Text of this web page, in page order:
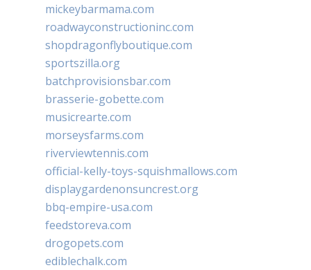
mickeybarmama.com
roadwayconstructioninc.com
shopdragonflyboutique.com
sportszilla.org
batchprovisionsbar.com
brasserie-gobette.com
musicrearte.com
morseysfarms.com
riverviewtennis.com
official-kelly-toys-squishmallows.com
displaygardenonsuncrest.org
bbq-empire-usa.com
feedstoreva.com
drogopets.com
ediblechalk.com